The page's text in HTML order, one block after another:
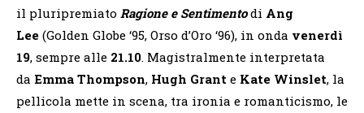
il pluripremiato Ragione e Sentimentodi Ang
Lee (Golden Globe ‘95, Orso d’Oro ‘96), in onda venerdì
19, sempre alle 21.10. Magistralmente interpretata
da Emma Thompson, Hugh Grant e Kate Winslet, la
pellicola mette in scena, tra ironia e romanticismo, le